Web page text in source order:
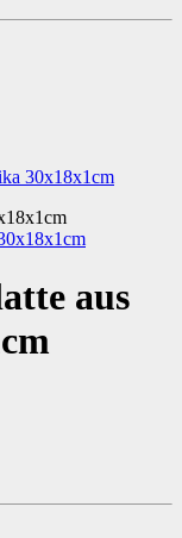
30x18x1cm
aus